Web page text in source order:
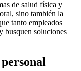
de salud física y
sino también la
tanto empleados
busquen soluciones